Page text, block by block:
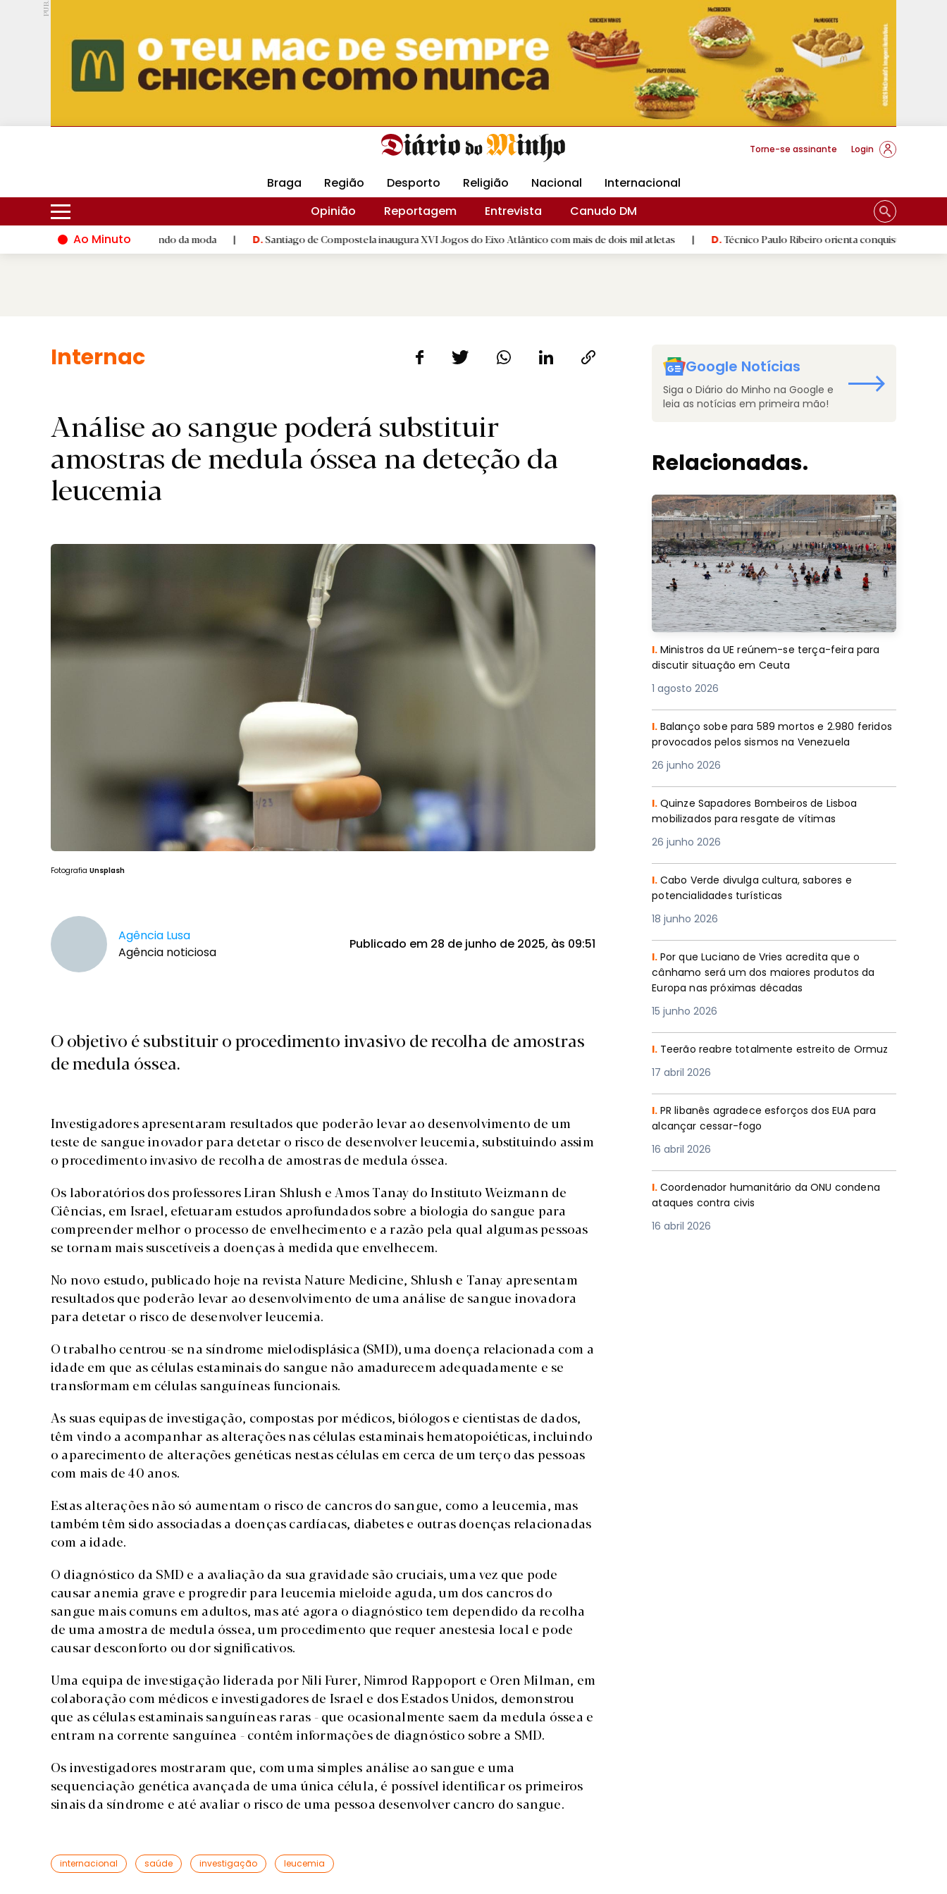
PUB.
Hoje 17ºC 30ºC DMtv Revista Minha Gráfica DM Livraria DM Arquidiocese Braga
Torne-se assinante Login
Braga Região Desporto Religião Nacional
Internacional
Opinião
Reportagem Entrevista
Canudo DM
Ao Minuto
e à inovação do mundo da moda | D.Santiago de Compostela inaugura XVI Jogos do Eixo Atlântico com mais de dois mil atletas | D.Técnico Paulo Ribeiro orienta conquistadoras |
I.
Análise ao sangue poderá substituir
amostras de medula óssea na deteção da
leucemia
Fotografia Unsplash
Agência Lusa
Agência noticiosa
Publicado em 28 de junho de 2025, às 09:51
O objetivo é substituir o procedimento invasivo de recolha de amostras
de medula óssea.
Investigadores apresentaram resultados que poderão levar ao desenvolvimento de um
teste de sangue inovador para detetar o risco de desenvolver leucemia, substituindo assim
o procedimento invasivo de recolha de amostras de medula óssea.
Os laboratórios dos professores Liran Shlush e Amos Tanay do Instituto Weizmann de
Ciências, em Israel, efetuaram estudos aprofundados sobre a biologia do sangue para
compreender melhor o processo de envelhecimento e a razão pela qual algumas pessoas
se tornam mais suscetíveis a doenças à medida que envelhecem.
No novo estudo, publicado hoje na revista Nature Medicine, Shlush e Tanay apresentam
resultados que poderão levar ao desenvolvimento de uma análise de sangue inovadora
para detetar o risco de desenvolver leucemia.
O trabalho centrou-se na síndrome mielodisplásica (SMD), uma doença relacionada com a
idade em que as células estaminais do sangue não amadurecem adequadamente e se
transformam em células sanguíneas funcionais.
As suas equipas de investigação, compostas por médicos, biólogos e cientistas de dados,
têm vindo a acompanhar as alterações nas células estaminais hematopoiéticas, incluindo
o aparecimento de alterações genéticas nestas células em cerca de um terço das pessoas
com mais de 40 anos.
Estas alterações não só aumentam o risco de cancros do sangue, como a leucemia, mas
também têm sido associadas a doenças cardíacas, diabetes e outras doenças relacionadas
com a idade.
O diagnóstico da SMD e a avaliação da sua gravidade são cruciais, uma vez que pode
causar anemia grave e progredir para leucemia mieloide aguda, um dos cancros do
sangue mais comuns em adultos, mas até agora o diagnóstico tem dependido da recolha
de uma amostra de medula óssea, um procedimento que requer anestesia local e pode
causar desconforto ou dor significativos.
Uma equipa de investigação liderada por Nili Furer, Nimrod Rappoport e Oren Milman, em
colaboração com médicos e investigadores de Israel e dos Estados Unidos, demonstrou
que as células estaminais sanguíneas raras - que ocasionalmente saem da medula óssea e
entram na corrente sanguínea - contêm informações de diagnóstico sobre a SMD.
Os investigadores mostraram que, com uma simples análise ao sangue e uma
sequenciação genética avançada de uma única célula, é possível identificar os primeiros
sinais da síndrome e até avaliar o risco de uma pessoa desenvolver cancro do sangue.
internacional saúde investigação leucemia
Google Notícias
Siga o Diário do Minho na Google e
leia as notícias em primeira mão!
Relacionadas.
I. Ministros da UE reúnem-se terça-feira para
discutir situação em Ceuta
1 agosto 2026
I. Balanço sobe para 589 mortos e 2.980 feridos
provocados pelos sismos na Venezuela
26 junho 2026
I. Quinze Sapadores Bombeiros de Lisboa
mobilizados para resgate de vítimas
26 junho 2026
I. Cabo Verde divulga cultura, sabores e
potencialidades turísticas
18 junho 2026
I. Por que Luciano de Vries acredita que o
cânhamo será um dos maiores produtos da
Europa nas próximas décadas
15 junho 2026
I. Teerão reabre totalmente estreito de Ormuz
17 abril 2026
I. PR libanês agradece esforços dos EUA para
alcançar cessar-fogo
16 abril 2026
I. Coordenador humanitário da ONU condena
ataques contra civis
16 abril 2026